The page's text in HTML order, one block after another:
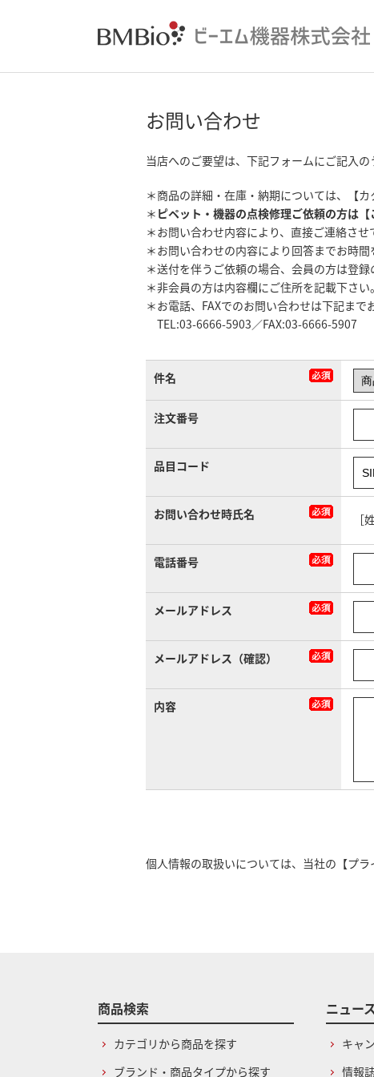
お問い合わせ
当店へのご要望は、下記フォームにご記入の
＊商品の詳細・在庫・納期については、【
＊ ピペット・機器の点検修理ご依頼の方は【
＊お問い合わせ内容により、直接ご連絡させ
＊お問い合わせの内容により回答までお時間
＊送付を伴うご依頼の場合、会員の方は登録
＊非会員の方は内容欄にご住所を記載下さい
＊お電話、FAXでのお問い合わせは下記まで
TEL:03-6666-5903／FAX:03-6666-5907
件名
注文番号
品目コード
お問い合わせ時氏名 ［
電話番号
メールアドレス
メールアドレス（確認）
内容
個人情報の取扱いについては、当社の 【プ
商品検索
カテゴリから商品を探す
ブランド・商品タイプから探す
ニュー
キャ
情報